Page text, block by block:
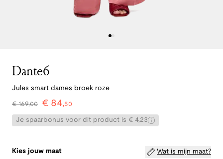
Dante6
Jules smart dames broek roze
€169,00 € 84,50
Je spaarbonus voor dit product is € 4,23
Kies jouw maat Wat is mijn maat?